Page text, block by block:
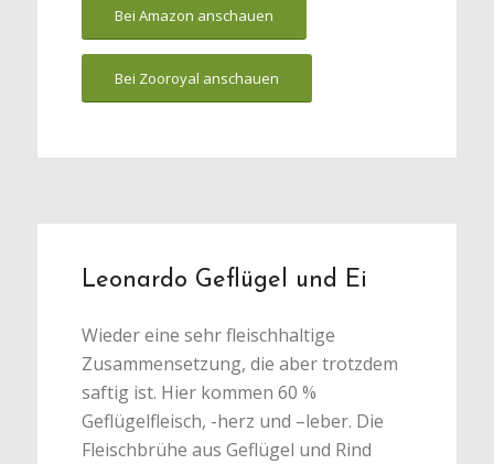
Bei Amazon anschauen
Bei Zooroyal anschauen
Leonardo Geflügel und Ei
Wieder eine sehr fleischhaltige
Zusammensetzung, die aber trotzdem
saftig ist. Hier kommen 60 %
Geflügelfleisch, -herz und –leber. Die
Fleischbrühe aus Geflügel und Rind